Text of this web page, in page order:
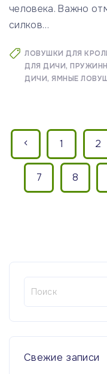
человека. Важно
силков…
ЛОВУШКИ ДЛЯ
ДЛЯ ДИЧИ
ДИЧИ ЯМНЫЕ
П
а
П
р
е
д
у
а
1 2
7 8
Свежие записи